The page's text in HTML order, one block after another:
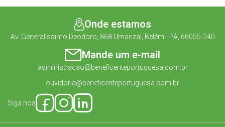
Onde estamos
Av. Generalíssimo Deodoro, 868 Umarizal, Belém - PA, 66055-240
Mande um e-mail
administracao@beneficenteportuguesa.com.br
ouvidoria@beneficenteportuguesa.com.br
Siga nos